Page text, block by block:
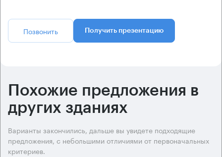
Позвонить Получить презентацию
Похожие предложения в
других зданиях
Варианты закончились, дальше вы увидете подходящие
предложения, с небольшими отличиями от первоначальных
критериев.